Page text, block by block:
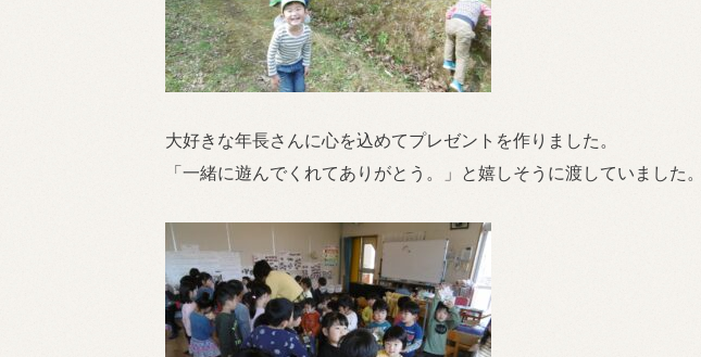
大好きな年長さんに心を込めてプレゼントを作りました。
「一緒に遊んでくれてありがとう。」と嬉しそうに渡していました。